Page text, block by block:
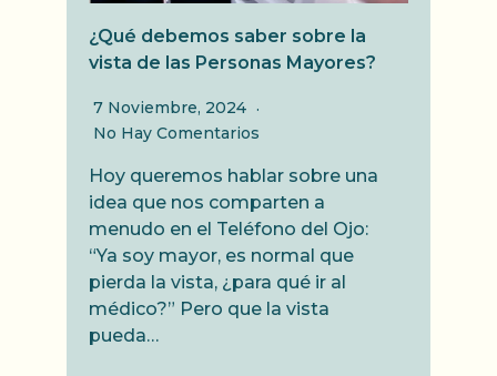
¿Qué debemos saber sobre la
vista de las Personas Mayores?
7 Noviembre, 2024
No Hay Comentarios
Hoy queremos hablar sobre una
idea que nos comparten a
menudo en el Teléfono del Ojo:
“Ya soy mayor, es normal que
pierda la vista, ¿para qué ir al
médico?” Pero que la vista
pueda…